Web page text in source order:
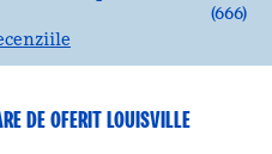
(666)
DE OFERIT LOUISVILLE